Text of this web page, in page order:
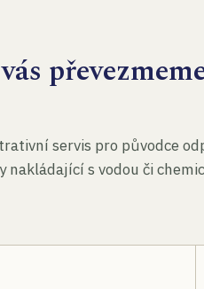
servis pro původce
s vodou či